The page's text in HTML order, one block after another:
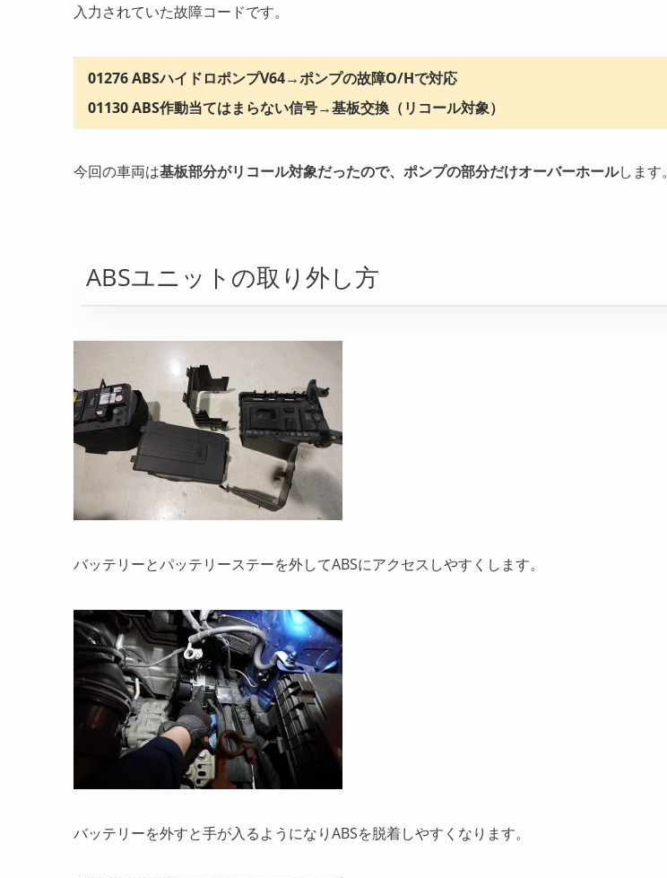
入力されていた故障コードです。
01276 ABSハイドロポンプV64→ポンプの故障O/Hで対応
01130 ABS作動当てはまらない信号→基板交換（リコール対象）
今回の車両は基板部分がリコール対象だったので、ポンプの部分だけオーバーホールします。
ABSユニットの取り外し方
バッテリーとパッテリーステーを外してABSにアクセスしやすくします。
バッテリーを外すと手が入るようになりABSを脱着しやすくなります。